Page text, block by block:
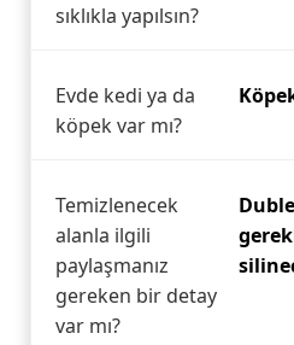
sıklıkla yapılsın?
Evde kedi ya da
köpek var mı?
Temizlenecek
alanla ilgili
paylaşmanız
gereken bir detay
var mı?